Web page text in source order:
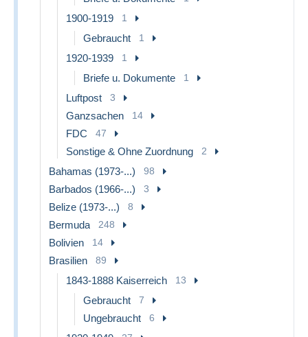
1900-1919 1
Gebraucht 1
1920-1939 1
Briefe u. Dokumente 1
Luftpost 3
Ganzsachen 14
FDC 47
Sonstige & Ohne Zuordnung 2
Bahamas (1973-...) 98
Barbados (1966-...) 3
Belize (1973-...) 8
Bermuda 248
Bolivien 14
Brasilien 89
1843-1888 Kaiserreich 13
Gebraucht 7
Ungebraucht 6